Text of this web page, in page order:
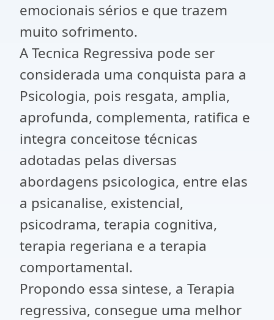
emocionais sérios e que trazem
muito sofrimento.
A Tecnica Regressiva pode ser
considerada uma conquista para a
Psicologia, pois resgata, amplia,
aprofunda, complementa, ratifica e
integra conceitose técnicas
adotadas pelas diversas
abordagens psicologica, entre elas
a psicanalise, existencial,
psicodrama, terapia cognitiva,
terapia regeriana e a terapia
comportamental.
Propondo essa sintese, a Terapia
regressiva, consegue uma melhor